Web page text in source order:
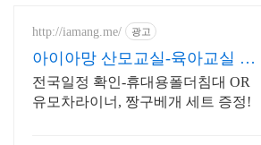
http://iamang.me/ 광고
아이아망 산모교실-육아교실 6
월산모교실, 전국산모교실
전국일정 확인-휴대용폴더침대 OR
유모차라이너, 짱구베개 세트 증정!